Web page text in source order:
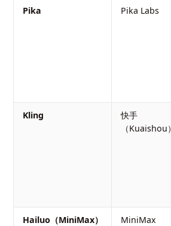
Pika Pika Labs
Kling
快手
（Kuaishou）
Hailuo（MiniMax） MiniMax